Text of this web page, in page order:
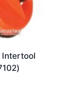
Intertool